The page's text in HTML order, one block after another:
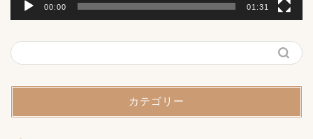
00:00 01:31
カテゴリー